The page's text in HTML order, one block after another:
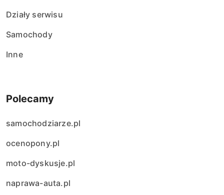
Działy serwisu
Samochody
Inne
Polecamy
samochodziarze.pl
ocenopony.pl
moto-dyskusje.pl
naprawa-auta.pl